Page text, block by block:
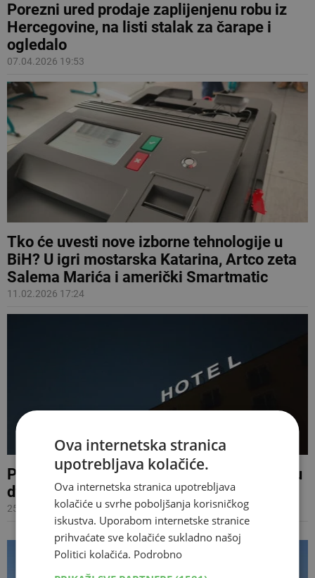
Porezni ured prodaje zaplijenjenu robu iz
Hercegovine, na listi stalak za čarape i
ogledalo
07.04.2026 19:53
Tko će uvesti nove izborne tehnologije u
BiH? U igri mostarska Katarina, Artco zeta
Salema Marića i američki Smartmatic
11.02.2026 17:24
Parlament BiH traži hotele za zastupnike, u
dvije godine potrošit će 100.000 KM
25.05.2025 21:07
Ova internetska stranica
upotrebljava kolačiće.
Ova internetska stranica upotrebljava
kolačiće u svrhe poboljšanja korisničkog
iskustva. Uporabom internetske stranice
prihvaćate sve kolačiće sukladno našoj
Politici kolačića. Podrobno